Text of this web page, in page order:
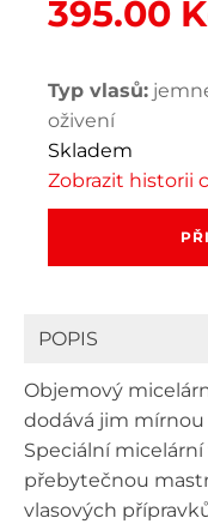
395.00
Typ vlasů:
oživení
Skladem
Zobrazit historii
POPIS
Objemový
dodává jim mírnou
Speciální
přebytečnou
vlasových